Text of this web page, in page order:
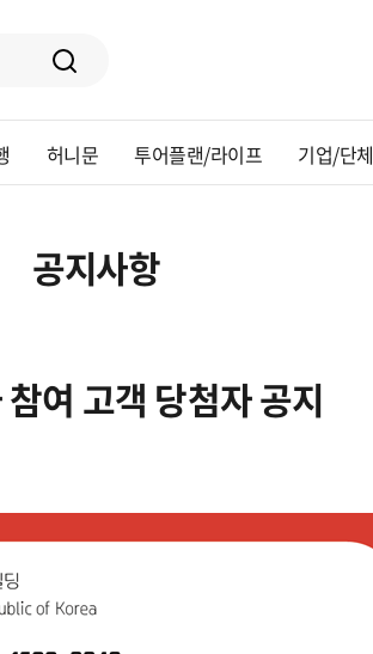
허니문 투어플랜/라이프 기업/단체
공지사항
여 고객 당첨자 공지